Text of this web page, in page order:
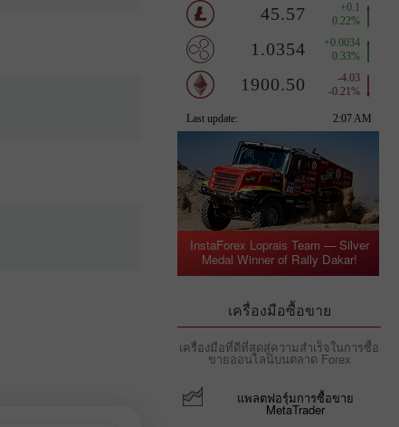
InstaForex Loprais Team — Silver
Medal Winner of Rally Dakar!
เครื่องมือซื้อขาย
เครื่องมือที่ดีที่สุดสู่ความสำเร็จในการซื้อ
ขายออนไลน์บนตลาด Forex
แพลตฟอรฺ์มการซื้อขาย
MetaTrader